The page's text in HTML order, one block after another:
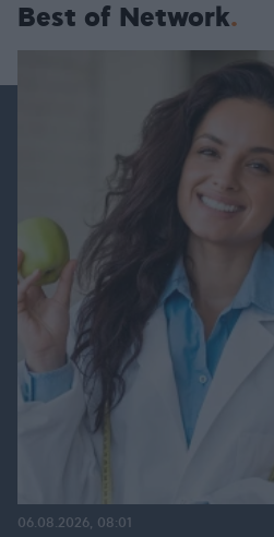
Best of Network
06.08.2026, 08:01